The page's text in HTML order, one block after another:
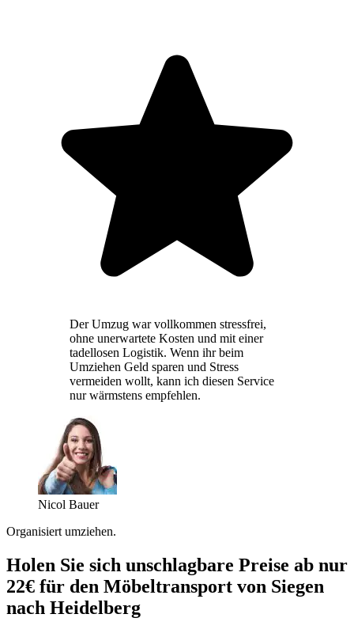
Der Umzug war vollkommen stressfrei,
ohne unerwartete Kosten und mit einer
tadellosen Logistik. Wenn ihr beim
Umziehen Geld sparen und Stress
vermeiden wollt, kann ich diesen Service
nur wärmstens empfehlen.
Nicol Bauer
Organisiert umziehen.
Holen Sie sich unschlagbare Preise ab nur
22€ für den Möbeltransport von Siegen
nach Heidelberg